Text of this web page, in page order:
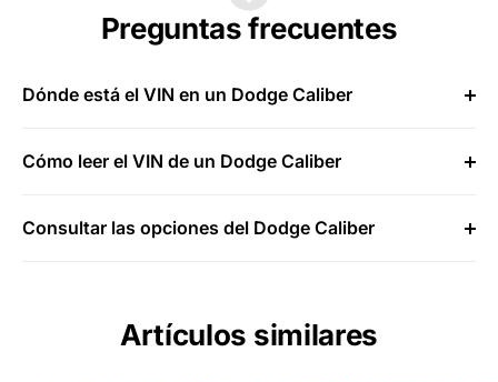
Preguntas frecuentes
Dónde está el VIN en un Dodge Caliber
Cómo leer el VIN de un Dodge Caliber
Consultar las opciones del Dodge Caliber
Artículos similares